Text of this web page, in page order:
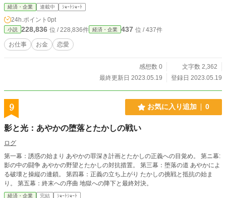
契約が事務所にとって大きな利益を生んでいると言った。私
は仕方なく、にこやかな代表パートナーの笑顔に見送られ、
会計業務の出張用に一式セットが用意されたスーツケースを
持って、空港に向かった。 空港で待っていると、突然、大き
な音とともに巨大な影が周囲を包んだ。 空を見上げると、黒
い船が着陸態勢に入っていた。それは空賊団の船だった。船
男が私の前に降り立った。彼は私に向かって笑って言った。
「こんにちは、私はジャック・スカイだ。君が私の税理士だ
経済・企業 連載中 ｼｮｰﾄｼｮｰﾄ
24h.ポイント 0pt
小説 228,836 位 / 228,836件 経済・企業 437 位 / 437件
お仕事 お金 恋愛
感想数 0
文字数 2,362
最終更新日 2023.05.19
登録日 2023.05.19
9 お気に入り追加 0
影と光：あやかの堕落とたかしの戦い
ログ
第一幕：誘惑の始まり あやかの罪深き計画とたかしの正義への目覚め。 第ニ幕:
影の中の闘争 あやかの野望とたかしの対抗措置。 第三幕：堕落の道 あやかによ
る破壊と操縦の連鎖。 第四幕：正義の立ち上がり たかしの挑戦と抵抗の始ま
り。 第五幕：終末への序曲 地獄への降下と最終対決。
経済・企業 完結 ｼｮｰﾄｼｮｰﾄ